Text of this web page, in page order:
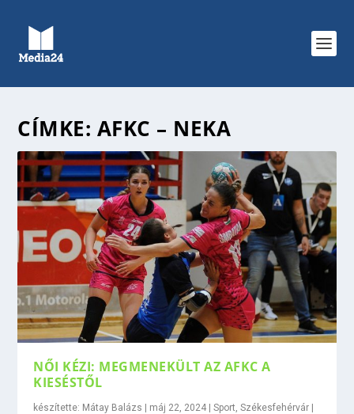
CÍMKE: AFKC – NEKA
NŐI KÉZI: MEGMENEKÜLT AZ AFKC A
KIESÉSTŐL
készítette: Mátay Balázs | máj 22, 2024 |Sport ,Székesfehérvár |